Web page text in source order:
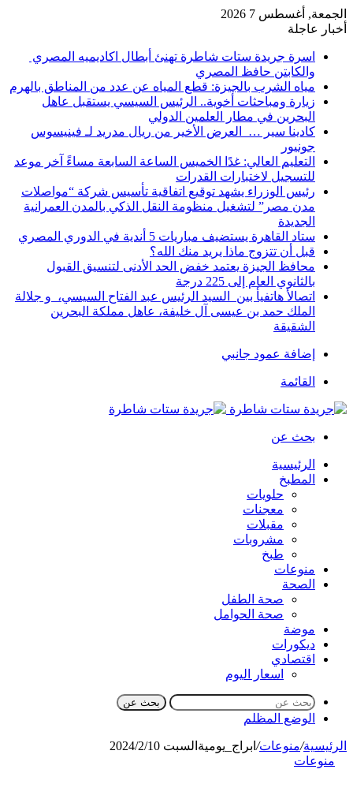
الجمعة, أغسطس 7 2026
أخبار عاجلة
اسرة جريدة ستات شاطرة تهنئ أبطال اكاديميه المصري
والكابتن حافظ المصري
مياه الشرب بالجيزة: قطع المياه عن عدد من المناطق بالهرم
زيارة ومباحثات أخوية.. الرئيس السيسي يستقبل عاهل
البحرين في مطار العلمين الدولي
كادينا سير … العرض الأخير من ريال مدريد لـ فينيسوس
جونيور
التعليم العالي: غدًا الخميس الساعة السابعة مساءً آخر موعد
للتسجيل لاختبارات القدرات
رئيس الوزراء يشهد توقيع اتفاقية تأسيس شركة “مواصلات
مدن مصر” لتشغيل منظومة النقل الذكي بالمدن العمرانية
الجديدة
ستاد القاهرة يستضيف مباريات 5 أندية في الدوري المصري
قبل أن تتزوج ماذا يريد منك الله؟
محافظ الجيزة يعتمد خفض الحد الأدنى لتنسيق القبول
بالثانوي العام إلى 225 درجة
اتصالأ هاتفيأ بين السيد الرئيس عبد الفتاح السيسي، و جلالة
الملك حمد بن عيسى آل خليفة، عاهل مملكة البحرين
الشقيقة
إضافة عمود جانبي
القائمة
بحث عن
الرئيسية
المطبخ
حلويات
معجنات
مقبلات
مشروبات
طبخ
منوعات
الصحة
صحة الطفل
صحة الحوامل
موضة
ديكورات
اقتصادي
اسعار اليوم
بحث عن
الوضع المظلم
الرئيسية/منوعات/ ابراج_يوميةالسبت 2024/2/10
منوعات